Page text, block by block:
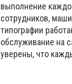
выполнение
сотрудников,
типографии
обслуживание на
уверены, что